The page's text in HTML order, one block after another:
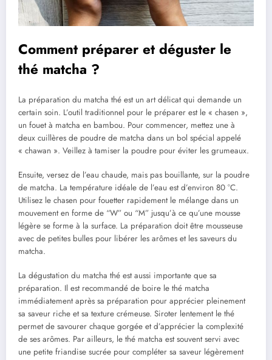
Comment préparer et déguster le
thé matcha ?
La préparation du matcha thé est un art délicat qui demande un
certain soin. L’outil traditionnel pour le préparer est le « chasen »,
un fouet à matcha en bambou. Pour commencer, mettez une à
deux cuillères de poudre de matcha dans un bol spécial appelé
« chawan ». Veillez à tamiser la poudre pour éviter les grumeaux.
Ensuite, versez de l’eau chaude, mais pas bouillante, sur la poudre
de matcha. La température idéale de l’eau est d’environ 80 °C.
Utilisez le chasen pour fouetter rapidement le mélange dans un
mouvement en forme de “W” ou “M” jusqu’à ce qu’une mousse
légère se forme à la surface. La préparation doit être mousseuse
avec de petites bulles pour libérer les arômes et les saveurs du
matcha.
La dégustation du matcha thé est aussi importante que sa
préparation. Il est recommandé de boire le thé matcha
immédiatement après sa préparation pour apprécier pleinement
sa saveur riche et sa texture crémeuse. Siroter lentement le thé
permet de savourer chaque gorgée et d’apprécier la complexité
de ses arômes. Par ailleurs, le thé matcha est souvent servi avec
une petite friandise sucrée pour compléter sa saveur légèrement